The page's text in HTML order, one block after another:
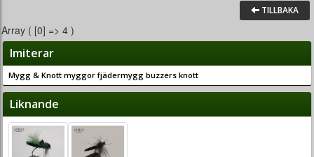
TILLBAKA
Array ( [0] => 4 )
Imiterar
Mygg & Knott myggor fjädermygg buzzers knott
Liknande